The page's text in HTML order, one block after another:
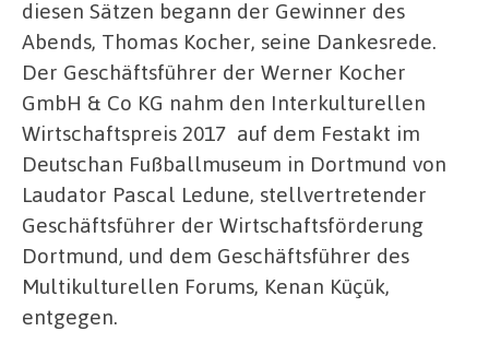
diesen Sätzen begann der Gewinner des
Abends, Thomas Kocher, seine Dankesrede.
Der Geschäftsführer der Werner Kocher
GmbH & Co KG nahm den Interkulturellen
Wirtschaftspreis 2017 auf dem Festakt im
Deutschan Fußballmuseum in Dortmund von
Laudator Pascal Ledune, stellvertretender
Geschäftsführer der Wirtschaftsförderung
Dortmund, und dem Geschäftsführer des
Multikulturellen Forums, Kenan Küçük,
entgegen.